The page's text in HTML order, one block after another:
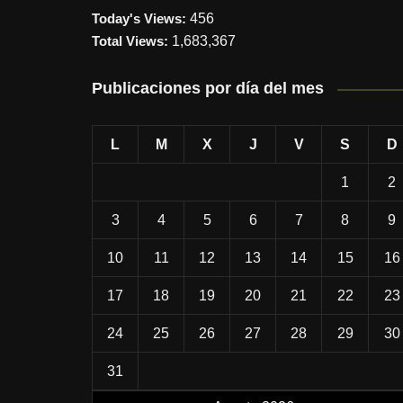
Today's Views: 456
Total Views: 1,683,367
Publicaciones por día del mes
L M X J V S D
1 2
3 4 5 6 7 8 9
10 11 12 13 14 15 16
17 18 19 20 21 22 23
24 25 26 27 28 29 30
31